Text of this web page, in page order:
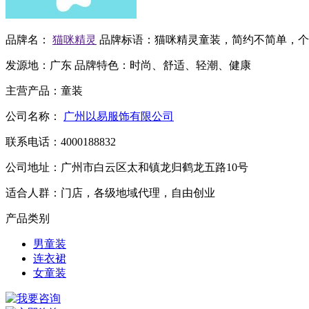
品牌名： 猫咪精灵 品牌标语： 猫咪精灵童装，简约不简单，
发源地： 广东 品牌特色： 时尚、舒适、轻潮、健康
主营产品： 童装
公司名称： 广州以易服饰有限公司
联系电话： 4000188832
公司地址： 广州市白云区太和镇龙归鹤龙五路10号
适合人群： 门店，各级地域代理，自由创业
产品类别
男童装
连衣裙
女童装